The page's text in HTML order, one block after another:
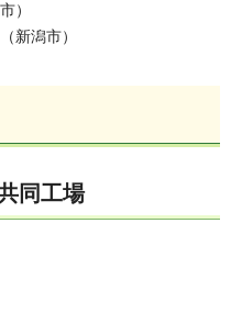
）
新潟市）
同工場